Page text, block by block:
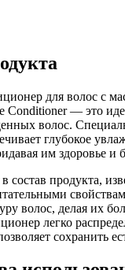
для волос с
Conditioner — это
волос.
глубокое
им здоровье и
состав продукта,
волос, делая их
легко
сохранить